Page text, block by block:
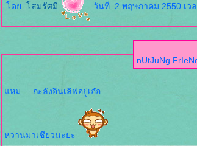
ดย: สมรัศมี วันที่: 2 พฤษภาคม 2550 เว
หม ... กะลังอินเลิฟอยู่เอ๋อ
หวานมาเชียวนะยะ